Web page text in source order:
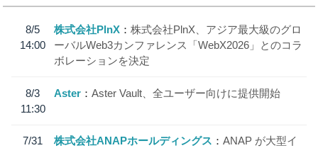
8/5
14:00
株式会社PlnX
株式会社PlnX、アジア最大級のグロ
ーバルWeb3カンファレンス「WebX2026」とのコラ
ボレーションを決定
8/3
11:30
Aster Aster Vault、全ユーザー向けに提供開始
7/31
株式会社ANAPホールディングス
ANAP が大型イ